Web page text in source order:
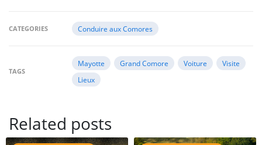
CATEGORIES Conduire aux Comores
TAGS
Mayotte Grand Comore Voiture
Visite
Lieux
Related posts